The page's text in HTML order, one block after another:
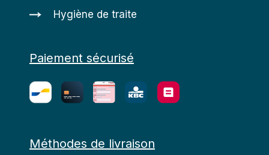
Hygiène de traite
Paiement sécurisé
Méthodes de livraison